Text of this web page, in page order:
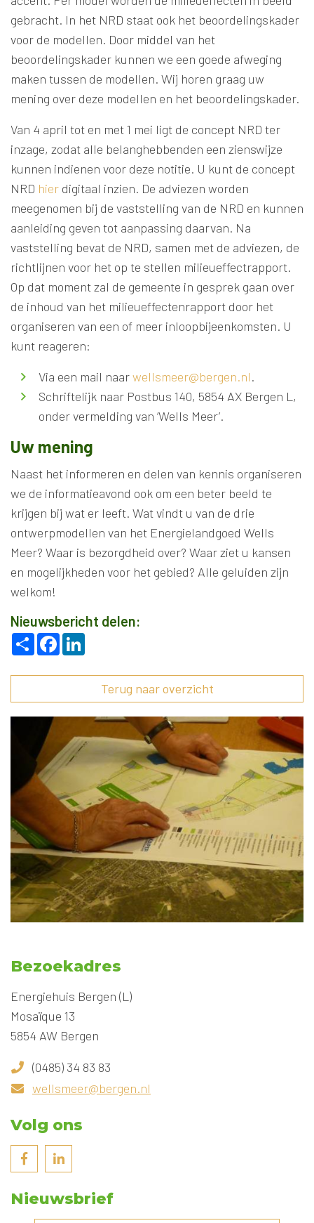
gebracht. In het NRD staat ook het beoordelingskader
voor de modellen. Door middel van het
beoordelingskader kunnen we een goede afweging
maken tussen de modellen. Wij horen graag uw
mening over deze modellen en het beoordelingskader.
Van 4 april tot en met 1 mei ligt de concept NRD ter
inzage, zodat alle belanghebbenden een zienswijze
kunnen indienen voor deze notitie. U kunt de concept
NRD hier digitaal inzien. De adviezen worden
meegenomen bij de vaststelling van de NRD en kunnen
aanleiding geven tot aanpassing daarvan. Na
vaststelling bevat de NRD, samen met de adviezen, de
richtlijnen voor het op te stellen milieueffectrapport.
Op dat moment zal de gemeente in gesprek gaan over
de inhoud van het milieueffectenrapport door het
organiseren van een of meer inloopbijeenkomsten. U
kunt reageren:
Via een mail naarwellsmeer@bergen.nl.
Schriftelijk naar Postbus 140, 5854 AX Bergen L,
onder vermelding van ‘Wells Meer’.
Uw mening
Naast het informeren en delen van kennis organiseren
we de informatieavond ook om een beter beeld te
krijgen bij wat er leeft. Wat vindt u van de drie
ontwerpmodellen van het Energielandgoed Wells
Meer? Waar is bezorgdheid over? Waar ziet u kansen
en mogelijkheden voor het gebied? Alle geluiden zijn
welkom!
Nieuwsbericht delen:
Deel Facebook
Terug naar overzicht
Bezoekadres
Energiehuis Bergen (L)
Mosaïque 13
5854 AW Bergen
(0485) 34 83 83
wellsmeer@bergen.nl
Volg ons
Nieuwsbrief